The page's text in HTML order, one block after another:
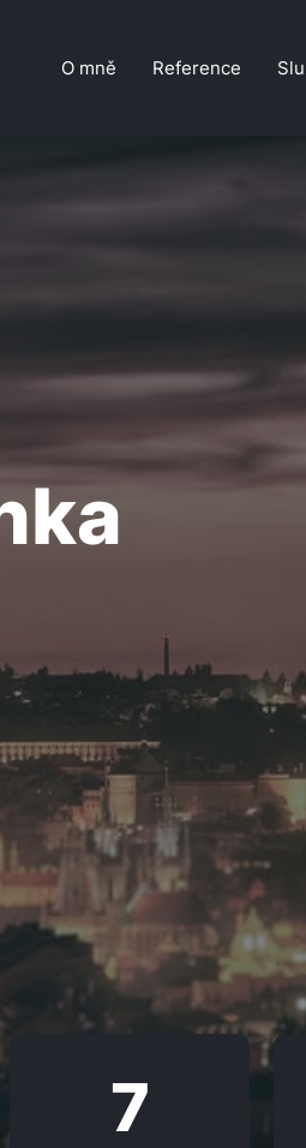
O mně Reference
7